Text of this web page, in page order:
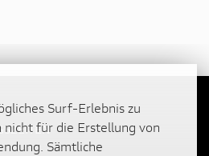
Surf-Erlebnis zu
für die Erstellung von
Sämtliche